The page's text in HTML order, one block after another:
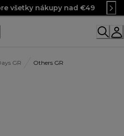
všetky nákupy nad €49
GR Others GR